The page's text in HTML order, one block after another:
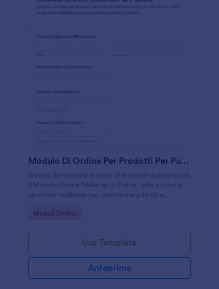
Modulo Di Ordine Per Prodotti Per Pulizia
Gestisci le richieste interne di materiali di pulizia con
il Modulo Ordine Materiali di Pulizia, utile a uffici e
strutture multisede per coordinare priorità e
Jotform.
Go to Category:
Moduli Ordine
Usa Template
Anteprima